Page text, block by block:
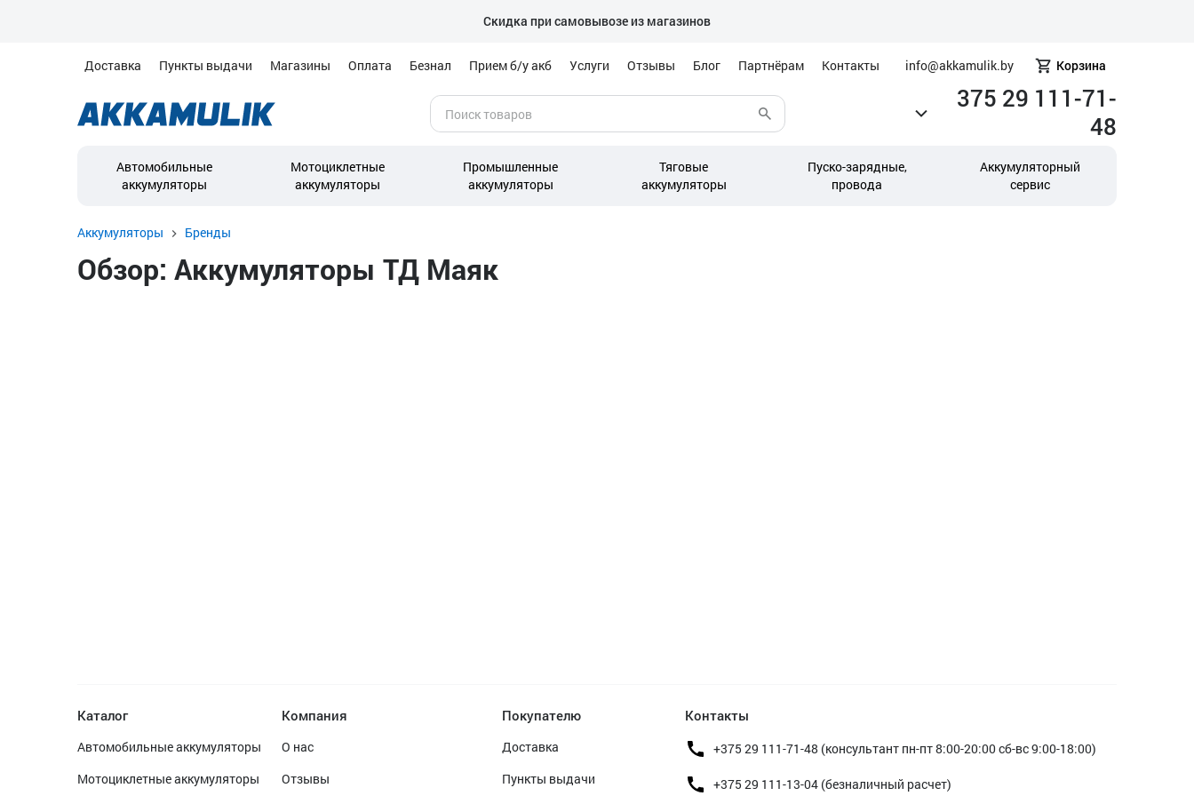
Скидка при самовывозе из магазинов
Доставка Пункты выдачи Магазины Оплата Безнал Прием б/у акб Услуги Отзывы Блог Партнёрам Контакты info@akkamulik.by Корзина
375 29 111-71-
48
Автомобильные
аккумуляторы
Мотоциклетные
аккумуляторы
Промышленные
аккумуляторы
Тяговые
аккумуляторы
Пуско-зарядные,
провода
Аккумуляторный
сервис
Аккумуляторы Бренды
Обзор: Аккумуляторы ТД Маяк
Каталог
Автомобильные аккумуляторы
Мотоциклетные аккумуляторы
Компания
О нас
Отзывы
Покупателю
Доставка
Пункты выдачи
Контакты
+375 29 111-71-48 (консультант пн-пт 8:00-20:00 сб-вс 9:00-18:00)
+375 29 111-13-04 (безналичный расчет)